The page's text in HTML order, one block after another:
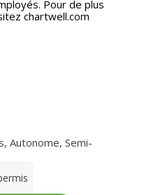
Pour de plus
chartwell.com
, Autonome, Semi-